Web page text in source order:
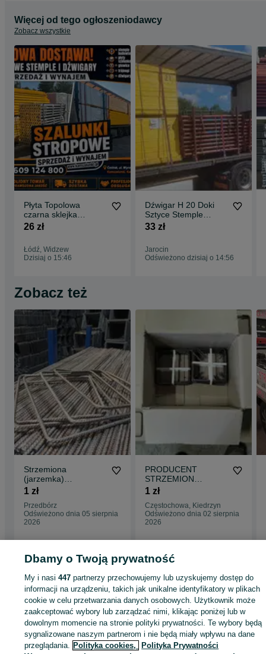
Więcej od tego ogłoszeniodawcy
Zobacz wszystkie
Płyta Topolowa
czarna sklejka
szalunkowa stemple
krzyżowa Trójnogi
Korony stojak
Szalunki
26 zł
Łódź, Widzew
Dzisiaj o 15:46
Dźwigar H 20 Doki
Sztyce Stemple
Budowlane Podpory
33 zł
Jarocin
Odświeżono dzisiaj o 14:56
Zobacz też
Strzemiona
(jarzemka)
zbrojeniowe -
zbrojenia betonu stal
1 zł
Przedbórz
Odświeżono dnia 05 sierpnia
2026
PRODUCENT
STRZEMION
Strzemiona
wymiar, jarzemka
1 zł
Częstochowa, Kiedrzyn
Odświeżono dnia 02 sierpnia
2026
Śląskie
Stemple - Koniecpol
KATEGORIA
ID:871659782 Wyświetlenia:
Dbamy o Twoją prywatność
My i nasi447 partnerzy przechowujemy lub uzyskujemy dostęp do
informacji na urządzeniu, takich jak unikalne identyfikatory w plikach
cookie w celu przetwarzania danych osobowych. Użytkownik może
zaakceptować wybory lub zarządzać nimi, klikając poniżej lub w
dowolnym momencie na stronie polityki prywatności. Te wybory będą
sygnalizowane naszym partnerom i nie będą miały wpływu na dane
przeglądania. Polityka cookies, Polityka Prywatności